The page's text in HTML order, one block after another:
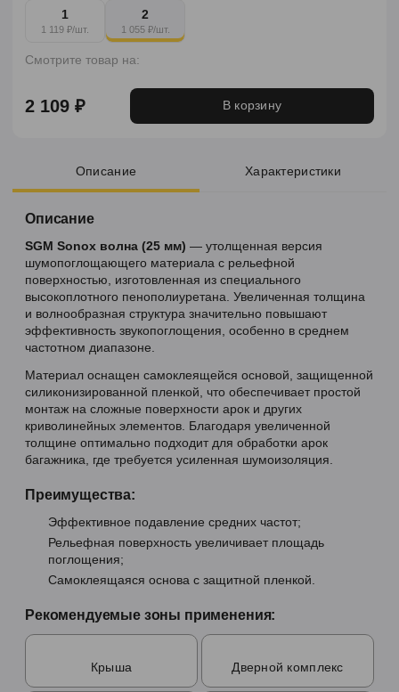
1
1 119 ₽/шт.
2
1 055 ₽/шт.
Смотрите товар на:
2 109 ₽ В корзину
Описание Характеристики
Описание
SGM Sonox волна (25 мм) — утолщенная версия
шумопоглощающего материала с рельефной
поверхностью, изготовленная из специального
высокоплотного пенополиуретана. Увеличенная толщина
и волнообразная структура значительно повышают
эффективность звукопоглощения, особенно в среднем
частотном диапазоне.
Материал оснащен самоклеящейся основой, защищенной
силиконизированной пленкой, что обеспечивает простой
монтаж на сложные поверхности арок и других
криволинейных элементов. Благодаря увеличенной
толщине оптимально подходит для обработки арок
багажника, где требуется усиленная шумоизоляция.
Преимущества:
Эффективное подавление средних частот;
Рельефная поверхность увеличивает площадь
поглощения;
Самоклеящаяся основа с защитной пленкой.
Рекомендуемые зоны применения:
Крыша Дверной комплекс